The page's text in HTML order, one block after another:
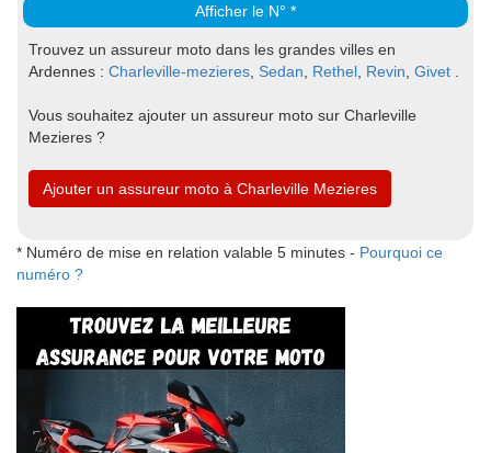
Afficher le N° *
Trouvez un assureur moto dans les grandes villes en
Ardennes : Charleville-mezieres Sedan Rethel Revin Givet
Vous souhaitez ajouter un assureur moto sur Charleville
Mezieres ?
Ajouter un assureur moto à Charleville Mezieres
* Numéro de mise en relation valable 5 minutes - Pourquoi ce
numéro ?